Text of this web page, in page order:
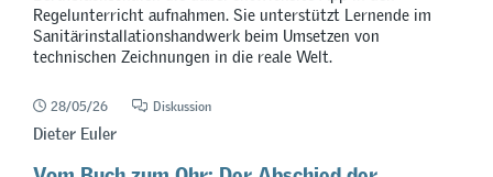
Regelunterricht aufnahmen. Sie unterstützt Lernende im
Sanitärinstallationshandwerk beim Umsetzen von
technischen Zeichnungen in die reale Welt.
28/05/26 Diskussion
Dieter Euler
Vom Buch zum Ohr: Der Abschied der